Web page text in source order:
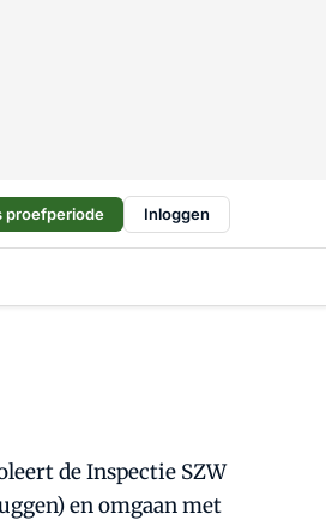
proefperiode Inloggen
de Inspectie SZW
en omgaan met